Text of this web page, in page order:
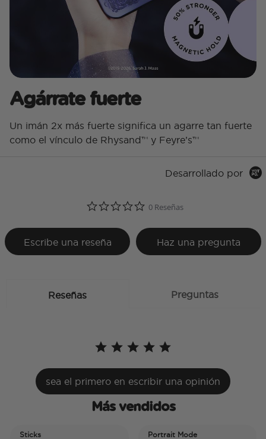
Agárrate fuerte
Un imán 2x más fuerte significa un agarre tan fuerte
como el vínculo de Rhysand™ y Feyre’s™
Desarrollado por
0.0 star rating
0 Reseñas
Escribe una reseña Haz una pregunta
Reseñas Preguntas
sea el primero en escribir una opinión
Más vendidos
Sticks Portrait Mode